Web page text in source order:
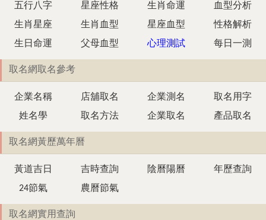
五行八字 星座性格 生肖命運
血型分析
生肖星座
生肖血型 星座血型
性格解析
生日命運
父母血型 心理測試 每日一測
取名網取名參考
企業名稱 店舖取名 企業測名
取名用字
姓名學
取名方法 企業取名 產品取名
取名網黃歷萬年曆
黃道吉日 吉時查詢 陰曆陽曆
年歷查詢
24節氣
農曆節氣
取名網實用查詢